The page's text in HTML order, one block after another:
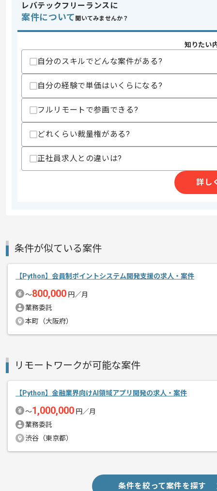
スキル
求めるスキル
・Claude Codeを用いた開発経験
・Pythonを用いた開発経験
・RDB（PostgreSQL、MySQL）の設計
・TypeScripを用いた開発経験
歓迎スキル
・Webスクレイピング、ブラウザ自動化
・LLMを活用した抽出、正規化、構造化
・Supabase、Vercelを用いた開発経験
スキルに不安がある方へ
上記に似た経験やスキルをお持ちであれば申
140時間〜180時間
商談回数
募集人数
1人
作業開始日
2026/06/01
エージェントからのコ
メント
されたマッチングデータを、単なる管
描くパートナーとしての役割が期待され
る機会になると考えております。
レバテックフリーランスに
案件について 聞いてみませんか？
知りたい
自分のスキルでどんな案件がある?
自分の経験で単価はいくらになる?
フルリモートで参画できる?
どれくらい裁量権がある?
正社員求人との違いは?
詳し
条件が似ている案件
【Python】会員制ポイントシステム開発支援の求人・案件
〜800,000 円／月
業務委託
本町（大阪府）
リモートワークが可能な案件
【Python】金融業界向けAI領域アプリ開発の求人・案件
〜1,000,000 円／月
業務委託
渋谷（東京都）
条件を絞って案件を探す